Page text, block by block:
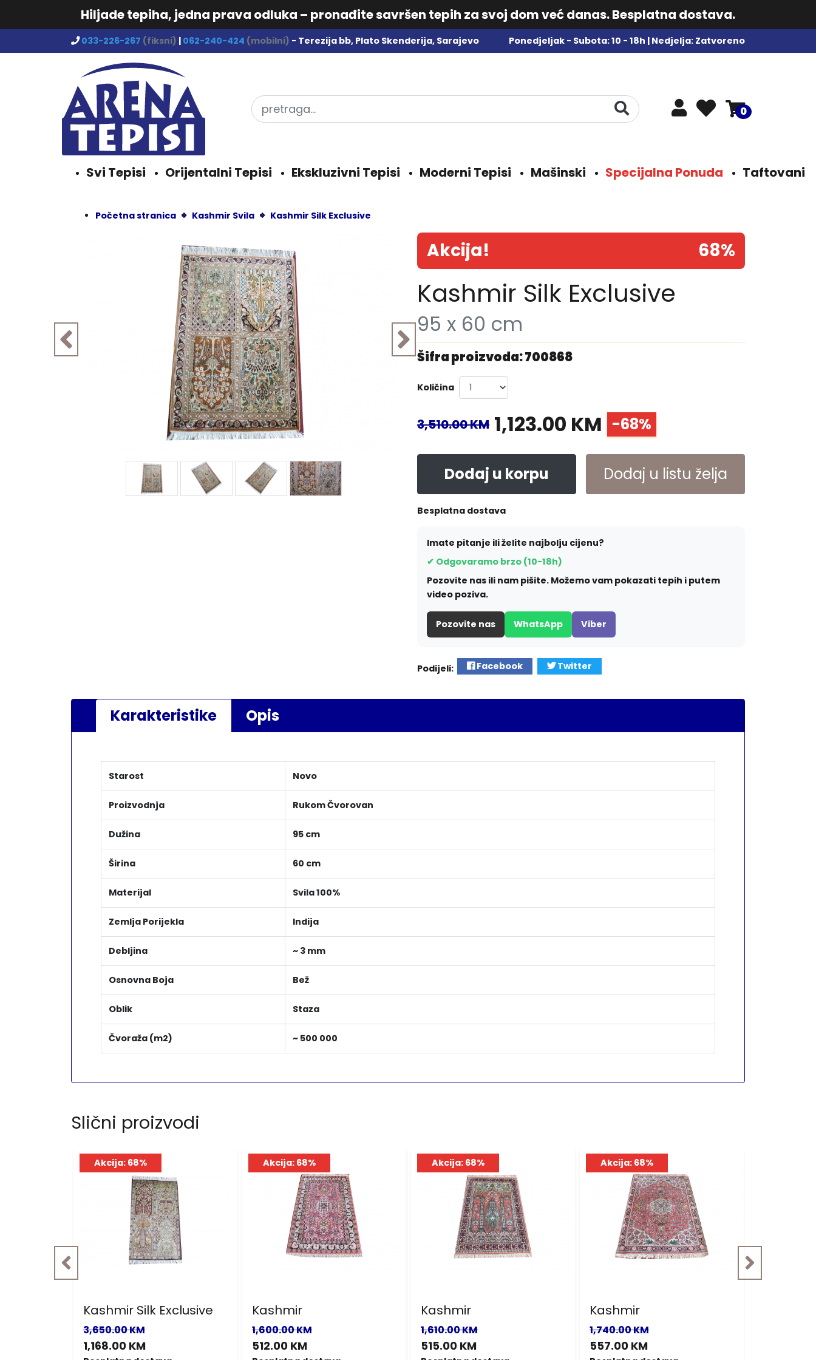
Hiljade tepiha, jedna prava odluka – pronađite savršen tepih za svoj dom već danas. Besplatna dostava.
033-226-267 (fiksni) | 062-240-424 (mobilni) - Terezija bb, Plato Skenderija, Sarajevo Ponedjeljak - Subota: 10 - 18h | Nedjelja: Zatvoreno
0
Svi Tepisi Orijentalni Tepisi Ekskluzivni Tepisi Moderni Tepisi Mašinski Specijalna Ponuda Taftovani
Početna stranica Kashmir Svila Kashmir Silk Exclusive
Akcija! 68%
Kashmir Silk Exclusive
95 x 60 cm
Šifra proizvoda: 700868
Količina
3,510.00 KM 1,123.00 KM -68%
Dodaj u korpu Dodaj u listu želja
Besplatna dostava
Imate pitanje ili želite najbolju cijenu?
✔ Odgovaramo brzo (10-18h)
Pozovite nas ili nam pišite. Možemo vam pokazati tepih i putem
video poziva.
Pozovite nas WhatsApp Viber
Podijeli: Facebook Twitter
Karakteristike Opis
Starost Novo
Proizvodnja Rukom Čvorovan
Dužina 95 cm
Širina 60 cm
Materijal Svila 100%
Zemlja Porijekla Indija
Debljina ~ 3 mm
Osnovna Boja Bež
Oblik Staza
Čvoraža (m2) ~ 500 000
Slični proizvodi
Akcija: 68%
Kashmir Silk Exclusive
3,650.00 KM
1,168.00 KM
Akcija: 68%
Kashmir
1,600.00 KM
512.00 KM
Akcija: 68%
Kashmir
1,610.00 KM
515.00 KM
Akcija: 68%
Kashmir
1,740.00 KM
557.00 KM